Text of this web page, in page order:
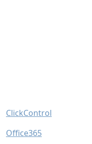
ClickControl
Office365